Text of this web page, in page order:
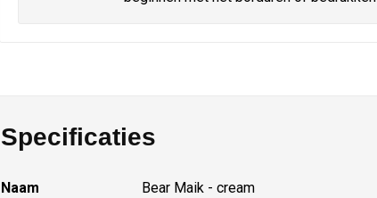
Specificaties
Naam Bear Maik - cream